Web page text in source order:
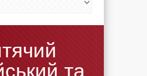
та